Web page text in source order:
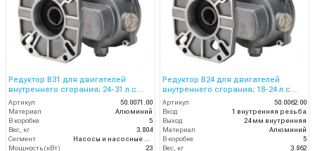
Редуктор B31 для двигателей
внутреннего сгорания; 24-31 л.с.
вал дв.28,6 мм - 11/8 насоса 24мм
Артикул
50.0071.00
Материал
Алюминий
В коробке
5
Вес, кг
3.804
Сегмент
Насосы и насосные станции
Мощность (кВт)
23
Редуктор B24 для двигателей
внутреннего сгорания; 18-24 л.с.
вал дв.25,4 мм - 1 насоса 24мм
Артикул
50.0062.00
Вход
1 внутренняя резьба
Выход
24 мм внутренняя
Материал
Алюминий
В коробке
5
Вес, кг
3.862